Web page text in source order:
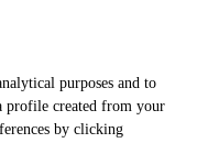
purposes and to
profile created from your
by clicking